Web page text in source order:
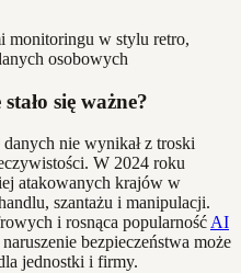
się ważne?
nie wynikał z troski
W 2024 roku
atakowanych krajów w
szantażu i manipulacji.
i rosnąca popularność AI
bezpieczeństwa może
jednostki i firmy.